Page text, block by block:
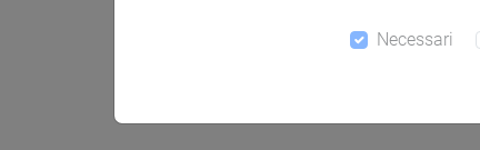
DE
Necessari